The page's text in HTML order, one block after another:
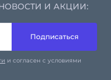
И АКЦИИ:
Подписаться
и согласен с условиями